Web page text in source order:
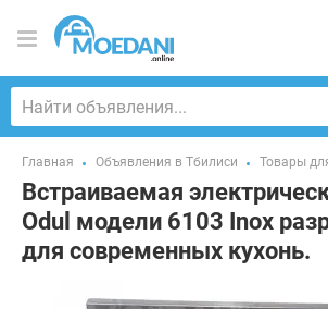
Главная Объявления в Тбилиси Товары
Встраиваемая
Odul модели 6103 Inox
для современных кухонь.